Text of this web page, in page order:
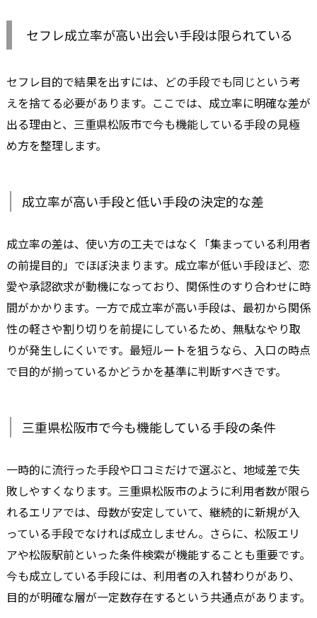
セフレ成立率が高い出会い手段は限られている
セフレ目的で結果を出すには、どの手段でも同じという考
えを捨てる必要があります。ここでは、成立率に明確な差が
出る理由と、三重県松阪市で今も機能している手段の見極
め方を整理します。
成立率が高い手段と低い手段の決定的な差
成立率の差は、使い方の工夫ではなく「集まっている利用者
の前提目的」でほぼ決まります。成立率が低い手段ほど、恋
愛や承認欲求が動機になっており、関係性のすり合わせに時
間がかかります。一方で成立率が高い手段は、最初から関係
性の軽さや割り切りを前提にしているため、無駄なやり取
りが発生しにくいです。最短ルートを狙うなら、入口の時点
で目的が揃っているかどうかを基準に判断すべきです。
三重県松阪市で今も機能している手段の条件
一時的に流行った手段や口コミだけで選ぶと、地域差で失
敗しやすくなります。三重県松阪市のように利用者数が限ら
れるエリアでは、母数が安定していて、継続的に新規が入
っている手段でなければ成立しません。さらに、松阪エリ
アや松阪駅前といった条件検索が機能することも重要です。
今も成立している手段には、利用者の入れ替わりがあり、
目的が明確な層が一定数存在するという共通点があります。